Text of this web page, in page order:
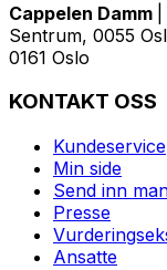
Cappelen Damm
Sentrum, 0055
0161 Oslo
KONTAKT OSS
Kundeservice
Min side
Send inn
Presse
Ansatte